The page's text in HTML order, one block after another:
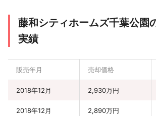
藤和シティホームズ千葉公園
実績
販売年月 売却価格
2018年12月 2,930万円
2018年12月 2,890万円